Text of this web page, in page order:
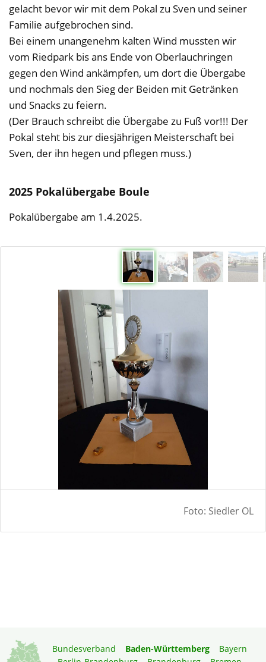
gelacht bevor wir mit dem Pokal zu Sven und seiner
Familie aufgebrochen sind.
Bei einem unangenehm kalten Wind mussten wir
vom Riedpark bis ans Ende von Oberlauchringen
gegen den Wind ankämpfen, um dort die Übergabe
und nochmals den Sieg der Beiden mit Getränken
und Snacks zu feiern.
(Der Brauch schreibt die Übergabe zu Fuß vor!!! Der
Pokal steht bis zur diesjährigen Meisterschaft bei
Sven, der ihn hegen und pflegen muss.)
2025 Pokalübergabe Boule
Pokalübergabe am 1.4.2025.
Foto: Siedler OL
Bundesverband Baden-Württemberg
Bayern